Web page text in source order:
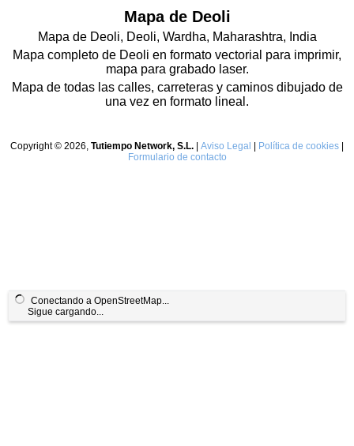
Conectando a OpenStreetMap...
Sigue cargando...
Mapa de Deoli
Mapa de Deoli, Deoli, Wardha, Maharashtra, India
Mapa completo de Deoli en formato vectorial para imprimir,
mapa para grabado laser.
Mapa de todas las calles, carreteras y caminos dibujado de
una vez en formato lineal.
Copyright © 2026, Tutiempo Network, S.L. Aviso Legal Política de cookies
Formulario de contacto